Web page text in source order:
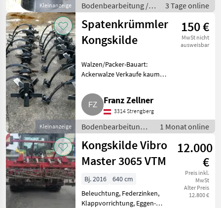
Kleinanzeige
Bodenbearbeitung /
Eggen
3 Tage online
Kleinanzeige
Spatenkrümmler
Kongskilde
150 €
MwSt nicht
ausweisbar
Walzen/Packer-Bauart:
Ackerwalze Verkaufe kaum
Spatenkrümmler. 13 Stk.
vorhanden. Neupreis ca. 400 €
pro Stk. Preis pro Stk. Bei
Fragen einfach
Franz Zellner
3314 Strengberg
Bodenbearbeitung /
Walzen/Packer
1 Monat online
Kongskilde Vibro
Master 3065 VTM
12.000
€
Preis inkl.
MwSt
Alter Preis
12.800 €
Bj. 2016
640 cm
Beleuchtung, Federzinken,
Klappvorrichtung, Eggen-